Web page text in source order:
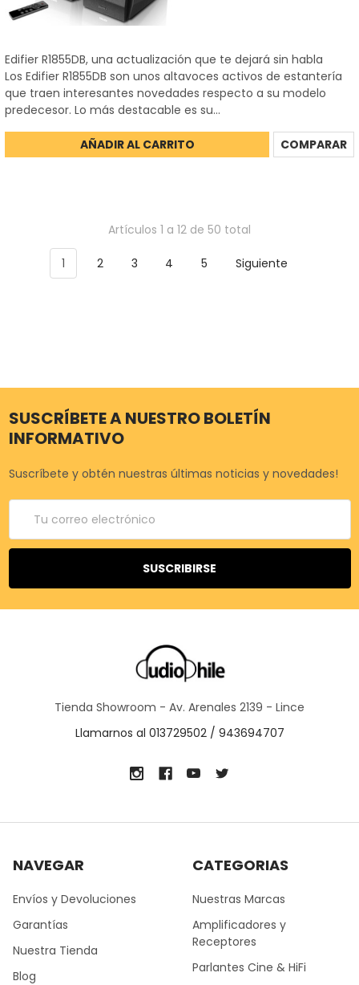
Edifier R1855DB, una actualización que te dejará sin habla
Los Edifier R1855DB son unos altavoces activos de estantería
que traen interesantes novedades respecto a su modelo
predecesor. Lo más destacable es su...
AÑADIR AL CARRITO COMPARAR
Artículos 1 a 12 de 50 total
1 2 3 4 5 Siguiente
SUSCRÍBETE A NUESTRO BOLETÍN
INFORMATIVO
Suscríbete y obtén nuestras últimas noticias y novedades!
electrónico
Tienda Showroom - Av. Arenales 2139 - Lince
Llamarnos al 013729502 / 943694707
NAVEGAR
Envíos y Devoluciones
Garantías
Nuestra Tienda
Blog
CATEGORIAS
Nuestras Marcas
Amplificadores y
Receptores
Parlantes Cine & HiFi